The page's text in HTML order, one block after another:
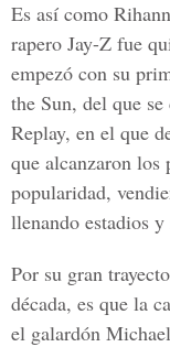
Es así como
rapero Jay-Z fue
empezó con su
the Sun, del que
Replay, en el que
que alcanzaron los
popularidad,
llenando estadios
Por su gran
década, es que la
el galardón